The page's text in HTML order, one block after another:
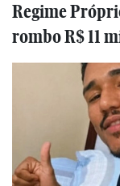
Regime
rombo R$ 11